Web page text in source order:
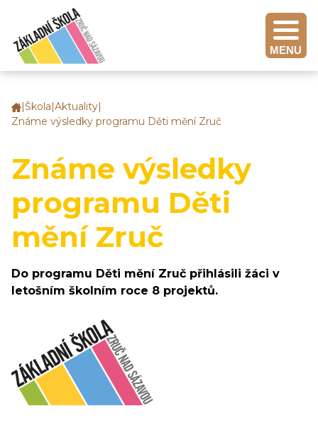
MENU
Základní
škola
Sázavou
Škola Aktuality
Známe výsledky programu Děti mění Zruč
Známe výsledky
programu Děti
mění Zruč
Do programu Děti mění Zruč přihlásili žáci v
letošním školním roce 8 projektů.